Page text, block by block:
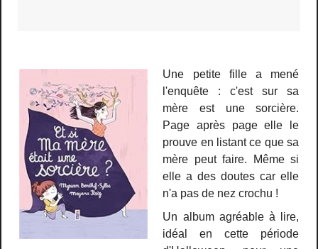
Une petite fille a mené
l'enquête : c'est sur sa
mère est une sorcière.
Page après page elle le
prouve en listant ce que sa
mère peut faire. Même si
elle a des doutes car elle
n'a pas de nez crochu !
Un album agréable à lire,
idéal en cette période